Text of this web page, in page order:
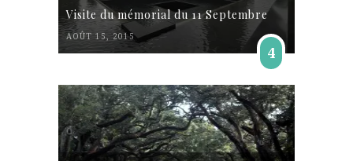
Visite du mémorial du 11 Septembre
AOÛT 15, 2015
4